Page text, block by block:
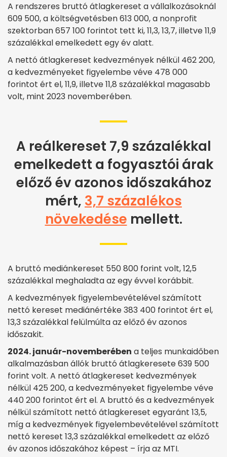
A rendszeres bruttó átlagkereset a vállalkozásoknál
609 500, a költségvetésben 613 000, a nonprofit
szektorban 657 100 forintot tett ki, 11,3, 13,7, illetve 11,9
százalékkal emelkedett egy év alatt.
A nettó átlagkereset kedvezmények nélkül 462 200,
a kedvezményeket figyelembe véve 478 000
forintot ért el, 11,9, illetve 11,8 százalékkal magasabb
volt, mint 2023 novemberében.
A reálkereset 7,9 százalékkal
emelkedett a fogyasztói árak
előző év azonos időszakához
mért, 3,7 százalékos
növekedése mellett.
A bruttó mediánkereset 550 800 forint volt, 12,5
százalékkal meghaladta az egy évvel korábbit.
A kedvezmények figyelembevételével számított
nettó kereset mediánértéke 383 400 forintot ért el,
13,3 százalékkal felülmúlta az előző év azonos
időszakit.
2024. január-novemberében a teljes munkaidőben
alkalmazásban állók bruttó átlagkeresete 639 500
forint volt. A nettó átlagkereset kedvezmények
nélkül 425 200, a kedvezményeket figyelembe véve
440 200 forintot ért el. A bruttó és a kedvezmények
nélkül számított nettó átlagkereset egyaránt 13,5,
míg a kedvezmények figyelembevételével számított
nettó kereset 13,3 százalékkal emelkedett az előző
év azonos időszakához képest – írja az MTI.